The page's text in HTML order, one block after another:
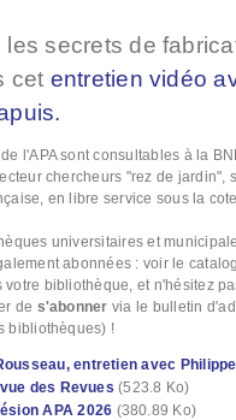
les secrets de
cet entretien vidéo
.
l'APA sont consultables à la
chercheurs "rez de jardin",
en libre service sous la
universitaires et
abonnées : voir le
bibliothèque, et n'hésitez
de s'abonner via le bulletin
bibliothèques) !
entretien avec
des Revues (523.8 Ko)
APA 2026 (380.89 Ko)